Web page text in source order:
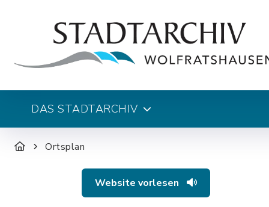
DAS STADTARCHIV
Ortsplan
Website vorlesen